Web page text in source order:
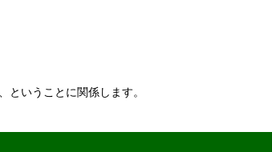
ということに関係します。